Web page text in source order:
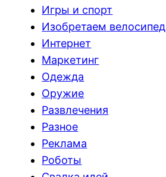
Игры и спорт
Изобретаем велосипед
Интернет
Маркетинг
Одежда
Оружие
Развлечения
Разное
Реклама
Роботы